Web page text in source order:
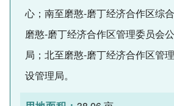
心；南至磨憨-磨丁经济合作区综
磨憨-磨丁经济合作区管理委员会
局；北至磨憨-磨丁经济合作区管
设管理局。